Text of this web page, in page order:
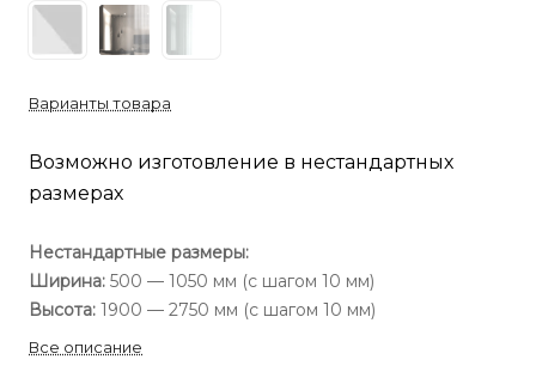
Варианты товара
Возможно изготовление в нестандартных
размерах
Нестандартные размеры:
Ширина: 500 — 1050 мм (с шагом 10 мм)
Высота: 1900 — 2750 мм (с шагом 10 мм)
Все описание